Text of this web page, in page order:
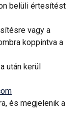
belüli értesítést
vagy a
koppintva a
után kerül
és megjelenik a